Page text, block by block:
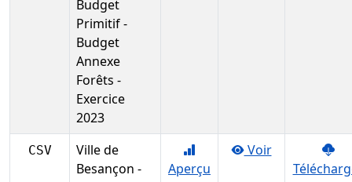
Budget
Primitif -
Budget
Annexe
Forêts -
Exercice
2023
CSV
Ville de
Besançon -
Aperçu
Voir